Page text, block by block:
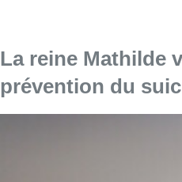
La reine Mathilde
prévention du